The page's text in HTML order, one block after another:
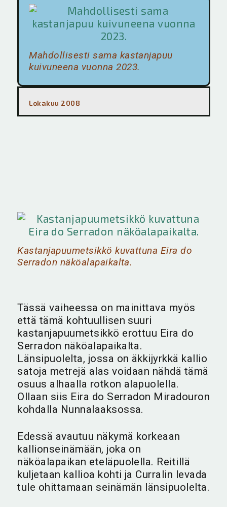
Mahdollisesti sama kastanjapuu
kuivuneena vuonna 2023.
Lokakuu 2008
Kastanjapuumetsikkö kuvattuna Eira do
Serradon näköalapaikalta.
Tässä vaiheessa on mainittava myös
että tämä kohtuullisen suuri
kastanjapuumetsikkö erottuu Eira do
Serradon näköalapaikalta.
Länsipuolelta, jossa on äkkijyrkkä kallio
satoja metrejä alas voidaan nähdä tämä
osuus alhaalla rotkon alapuolella.
Ollaan siis Eira do Serradon Miradouron
kohdalla Nunnalaaksossa.
Edessä avautuu näkymä korkeaan
kallionseinämään, joka on
näköalapaikan eteläpuolella. Reitillä
kuljetaan kallioa kohti ja Curralin levada
tule ohittamaan seinämän länsipuolelta.